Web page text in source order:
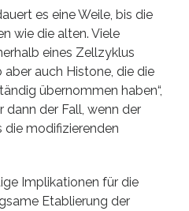
es eine Weile, bis die
wie die alten. Viele
eines Zellzyklus
aber auch Histone, die die
übernommen haben“,
dann der Fall, wenn der
die modifizierenden
Implikationen für die
Etablierung der